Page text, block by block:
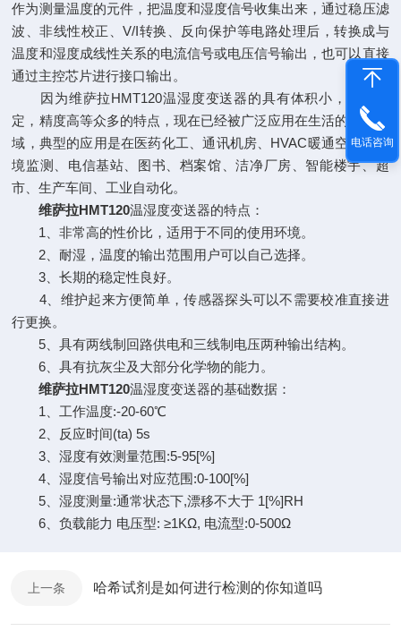
作为测量温度的元件，把温度和湿度信号收集出来，通过稳压滤
波、非线性校正、V/I转换、反向保护等电路处理后，转换成与
温度和湿度成线性关系的电流信号或电压信号输出，也可以直接
通过主控芯片进行接口输出。
因为维萨拉HMT120温湿度变送器的具有体积小，性能稳
定，精度高等众多的特点，现在已经被广泛应用在生活的各个领
域，典型的应用是在医药化工、通讯机房、HVAC暖通空调、环
境监测、电信基站、图书、档案馆、洁净厂房、智能楼宇、超
市、生产车间、工业自动化。
维萨拉HMT120温湿度变送器的特点：
1、非常高的性价比，适用于不同的使用环境。
2、耐湿，温度的输出范围用户可以自己选择。
3、长期的稳定性良好。
4、维护起来方便简单，传感器探头可以不需要校准直接进
行更换。
5、具有两线制回路供电和三线制电压两种输出结构。
6、具有抗灰尘及大部分化学物的能力。
维萨拉HMT120温湿度变送器的基础数据：
1、工作温度:-20-60℃
2、反应时间(ta) 5s
3、湿度有效测量范围:5-95[%]
4、湿度信号输出对应范围:0-100[%]
5、湿度测量:通常状态下,漂移不大于 1[%]RH
6、负载能力 电压型: ≥1KΩ, 电流型:0-500Ω
上一条 哈希试剂是如何进行检测的你知道吗
电话咨询